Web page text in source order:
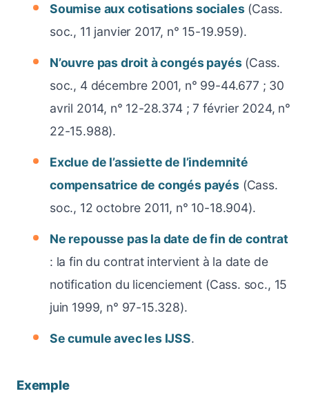
Soumise aux cotisations sociales(Cass.
soc., 11 janvier 2017, n° 15-19.959).
N’ouvre pas droit à congés payés(Cass.
soc., 4 décembre 2001, n° 99-44.677 ; 30
avril 2014, n° 12-28.374 ; 7 février 2024, n°
22-15.988).
Exclue de l’assiette de l’indemnité
compensatrice de congés payés(Cass.
soc., 12 octobre 2011, n° 10-18.904).
Ne repousse pas la date de fin de contrat
: la fin du contrat intervient à la date de
notification du licenciement (Cass. soc., 15
juin 1999, n° 97-15.328).
Se cumule avec les IJSS.
Exemple